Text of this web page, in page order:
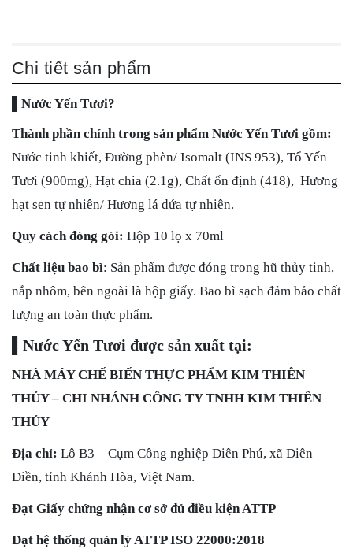
Chi tiết sản phẩm
▌Nước Yến Tươi?
Thành phần chính trong sản phẩm Nước Yến Tươi gồm:
Nước tinh khiết, Đường phèn/ Isomalt (INS 953), Tổ Yến
Tươi (900mg), Hạt chia (2.1g), Chất ổn định (418), Hương
hạt sen tự nhiên/ Hương lá dứa tự nhiên.
Quy cách đóng gói: Hộp 10 lọ x 70ml
Chất liệu bao bì: Sản phẩm được đóng trong hũ thủy tinh,
nắp nhôm, bên ngoài là hộp giấy. Bao bì sạch đảm bảo chất
lượng an toàn thực phẩm.
▌Nước Yến Tươi được sản xuất tại:
NHÀ MÁY CHẾ BIẾN THỰC PHẨM KIM THIÊN
THỦY – CHI NHÁNH CÔNG TY TNHH KIM THIÊN
THỦY
Địa chỉ: Lô B3 – Cụm Công nghiệp Diên Phú, xã Diên
Điền, tỉnh Khánh Hòa, Việt Nam.
Đạt Giấy chứng nhận cơ sở đủ điều kiện ATTP
Đạt hệ thống quản lý ATTP ISO 22000:2018